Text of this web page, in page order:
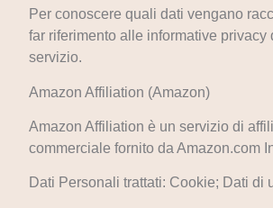
Per conoscere quali dati vengano
far riferimento alle informative privacy
servizio.
Amazon Affiliation (Amazon)
Amazon Affiliation è un servizio di
commerciale fornito da Amazon.com
Dati Personali trattati: Cookie; Dati di